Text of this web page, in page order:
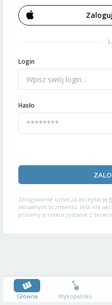
Login
Hasło
Zalogowanie oznacza akceptację
aktualnym brzmieniu. Jeśli nie
prosimy o niekorzystanie z
Główna Wykopalisko